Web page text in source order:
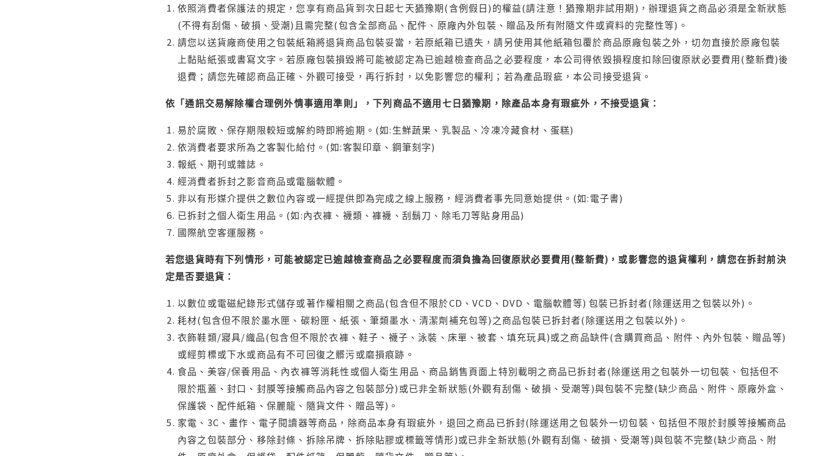
依照消費者保護法的規定，您享有商品貨到次日起七天猶豫期(含例假日)的權益(請注意！猶豫期非試用期)，辦理退貨之商品必須是全新狀態
(不得有刮傷、破損、受潮)且需完整(包含全部商品、配件、原廠內外包裝、贈品及所有附隨文件或資料的完整性等)。
請您以送貨廠商使用之包裝紙箱將退貨商品包裝妥當，若原紙箱已遺失，請另使用其他紙箱包覆於商品原廠包裝之外，切勿直接於原廠包裝
上黏貼紙張或書寫文字。若原廠包裝損毀將可能被認定為已逾越檢查商品之必要程度，本公司得依毀損程度扣除回復原狀必要費用(整新費)後
退費；請您先確認商品正確、外觀可接受，再行拆封，以免影響您的權利；若為產品瑕疵，本公司接受退貨。
依「通訊交易解除權合理例外情事適用準則」，下列商品不適用七日猶豫期，除產品本身有瑕疵外，不接受退貨：
易於腐敗、保存期限較短或解約時即將逾期。(如:生鮮蔬果、乳製品、冷凍冷藏食材、蛋糕)
依消費者要求所為之客製化給付。(如:客製印章、鋼筆刻字)
報紙、期刊或雜誌。
經消費者拆封之影音商品或電腦軟體。
非以有形媒介提供之數位內容或一經提供即為完成之線上服務，經消費者事先同意始提供。(如:電子書)
已拆封之個人衛生用品。(如:內衣褲、襪類、褲襪、刮鬍刀、除毛刀等貼身用品)
國際航空客運服務。
若您退貨時有下列情形，可能被認定已逾越檢查商品之必要程度而須負擔為回復原狀必要費用(整新費)，或影響您的退貨權利，請您在拆封前決
定是否要退貨：
以數位或電磁紀錄形式儲存或著作權相關之商品(包含但不限於CD、VCD、DVD、電腦軟體等) 包裝已拆封者(除運送用之包裝以外)。
耗材(包含但不限於墨水匣、碳粉匣、紙張、筆類墨水、清潔劑補充包等)之商品包裝已拆封者(除運送用之包裝以外)。
衣飾鞋類/寢具/織品(包含但不限於衣褲、鞋子、襪子、泳裝、床單、被套、填充玩具)或之商品缺件(含購買商品、附件、內外包裝、贈品等)
或經剪標或下水或商品有不可回復之髒污或磨損痕跡。
食品、美容/保養用品、內衣褲等消耗性或個人衛生用品、商品銷售頁面上特別載明之商品已拆封者(除運送用之包裝外一切包裝、包括但不
限於瓶蓋、封口、封膜等接觸商品內容之包裝部分)或已非全新狀態(外觀有刮傷、破損、受潮等)與包裝不完整(缺少商品、附件、原廠外盒、
保護袋、配件紙箱、保麗龍、隨貨文件、贈品等)。
家電、3C、畫作、電子閱讀器等商品，除商品本身有瑕疵外，退回之商品已拆封(除運送用之包裝外一切包裝、包括但不限於封膜等接觸商品
內容之包裝部分、移除封條、拆除吊牌、拆除貼膠或標籤等情形)或已非全新狀態(外觀有刮傷、破損、受潮等)與包裝不完整(缺少商品、附